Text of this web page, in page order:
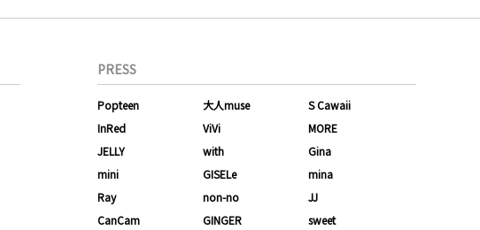
PRESS
Popteen 大人muse
S Cawaii
InRed
ViVi
MORE
JELLY
with
Gina
mini
GISELe
mina
Ray
non-no
JJ
CanCam
GINGER sweet